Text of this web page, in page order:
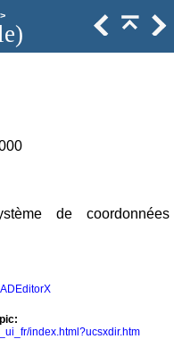
de coordonnées
index.html?ucsxdir.htm